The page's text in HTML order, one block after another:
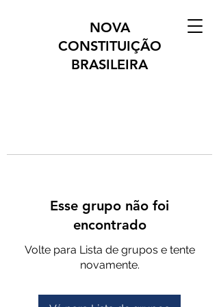
NOVA
CONSTITUIÇÃO
BRASILEIRA
Esse grupo não foi
encontrado
Volte para Lista de grupos e tente
novamente.